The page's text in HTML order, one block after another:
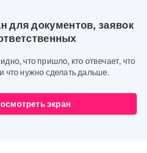
для документов, заявок
что пришло, кто отвечает, что
что нужно сделать дальше.
экран